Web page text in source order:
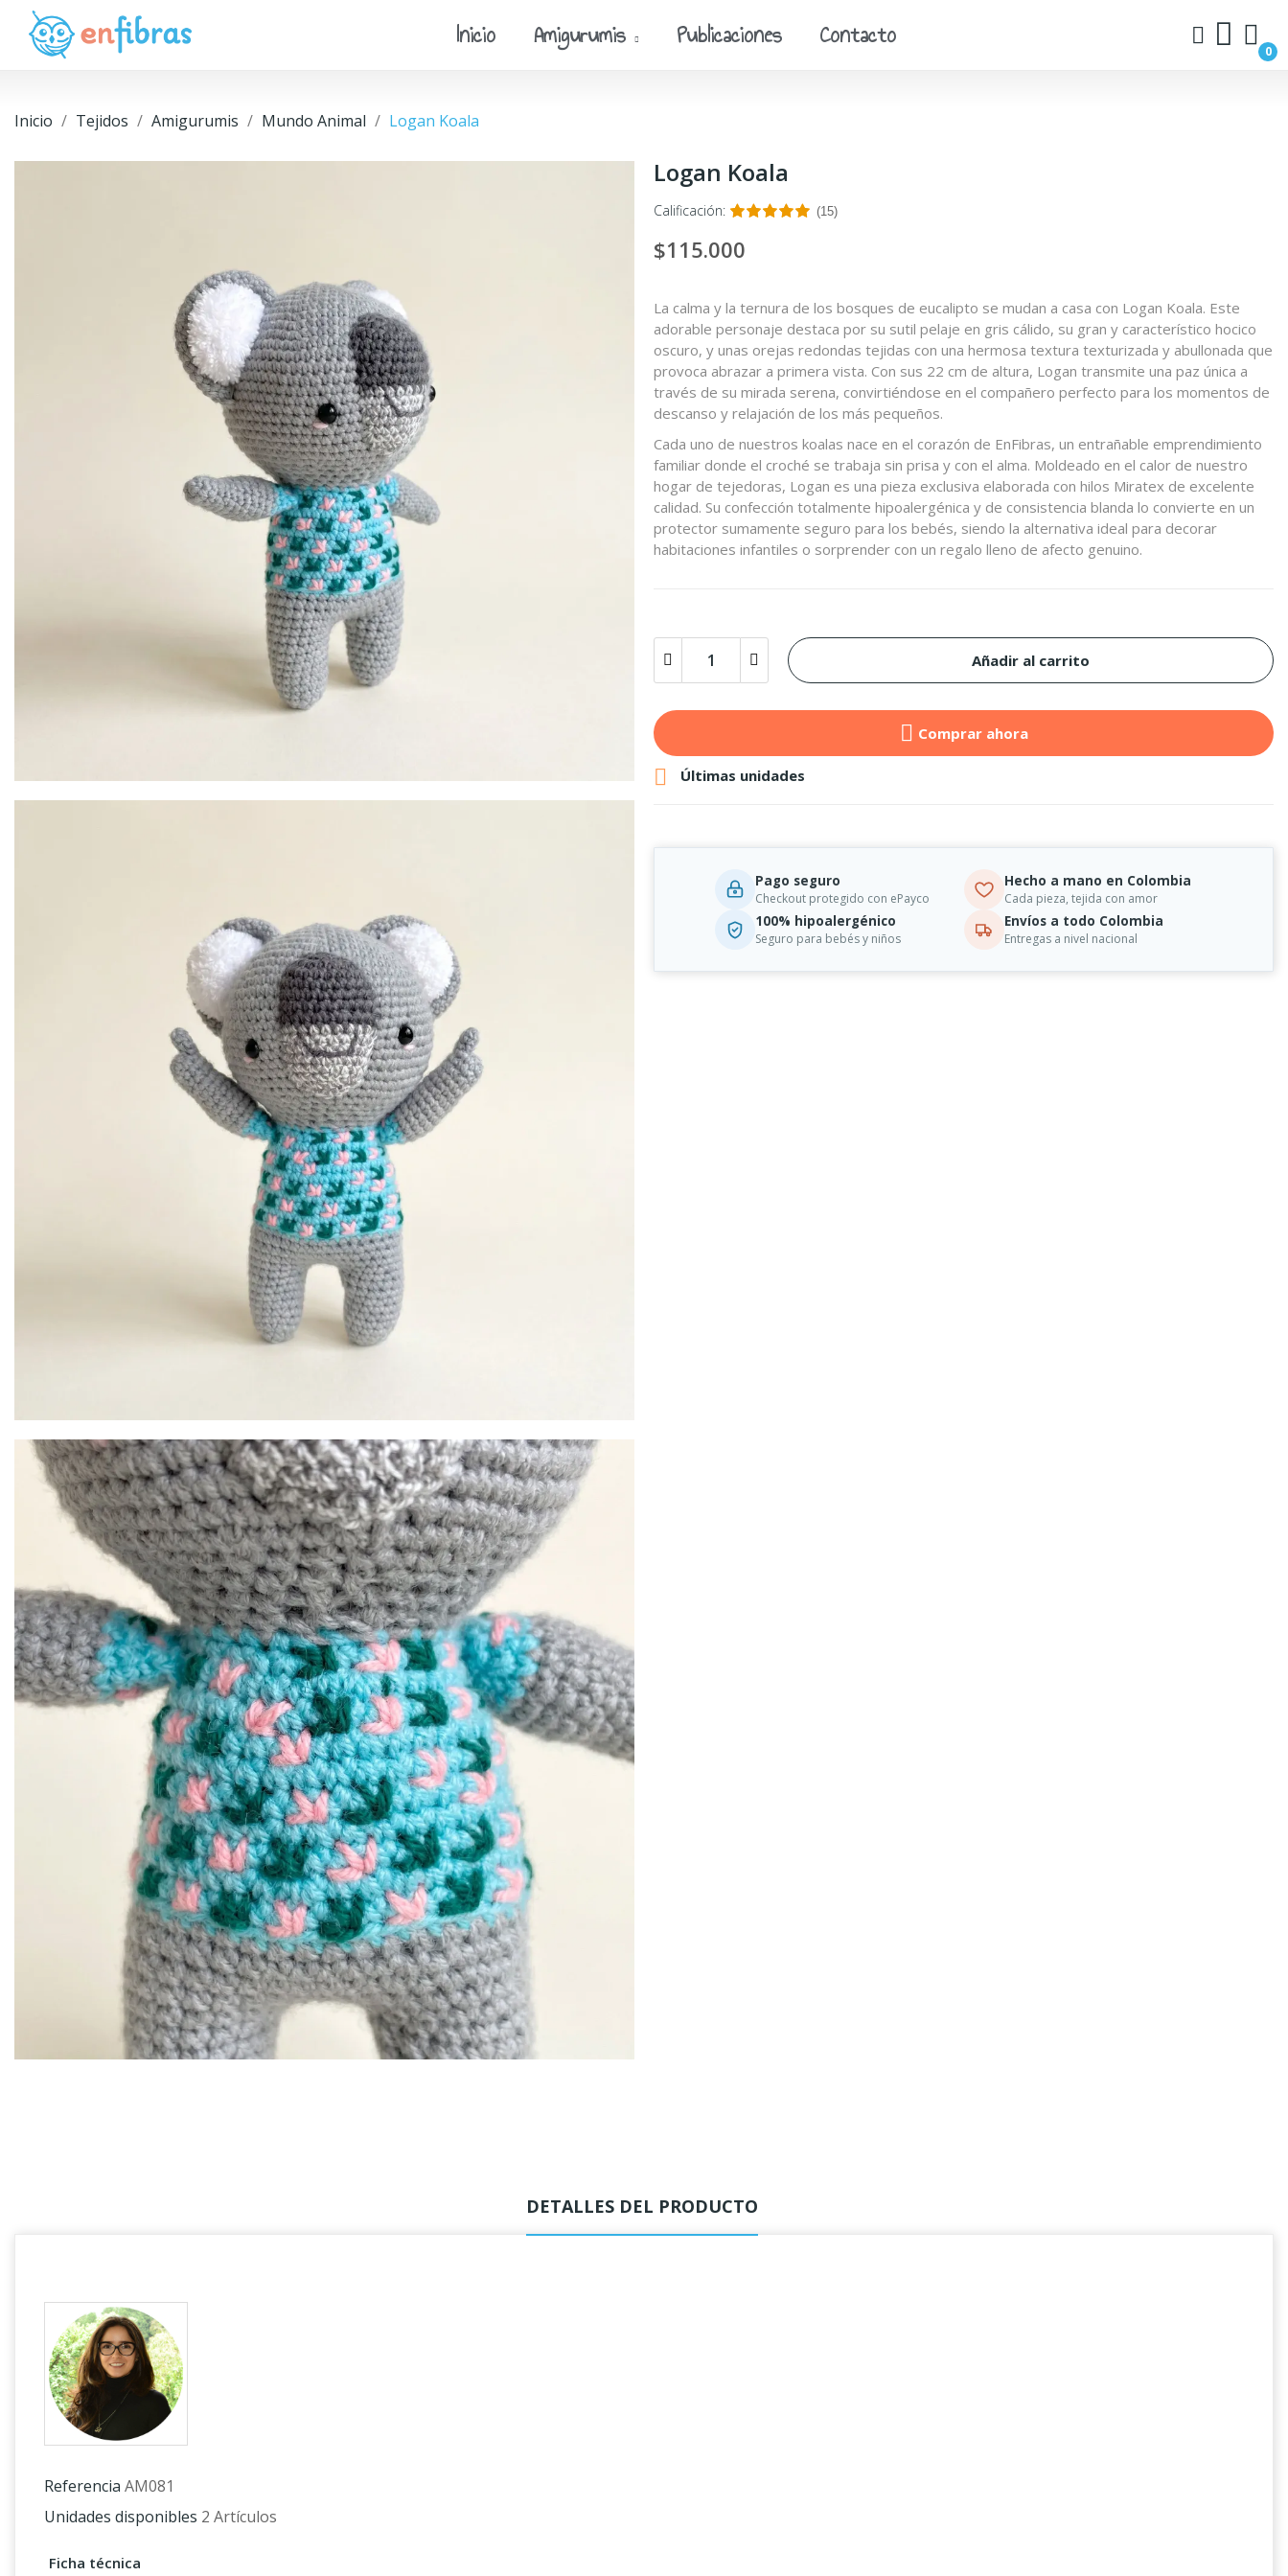
Inicio Amigurumis Publicaciones Contacto 0
Inicio Tejidos Amigurumis Mundo Animal Logan Koala
Logan Koala
Calificación: (15)
$115.000
La calma y la ternura de los bosques de eucalipto se mudan a casa con Logan Koala. Este
adorable personaje destaca por su sutil pelaje en gris cálido, su gran y característico hocico
oscuro, y unas orejas redondas tejidas con una hermosa textura texturizada y abullonada que
provoca abrazar a primera vista. Con sus 22 cm de altura, Logan transmite una paz única a
través de su mirada serena, convirtiéndose en el compañero perfecto para los momentos de
descanso y relajación de los más pequeños.
Cada uno de nuestros koalas nace en el corazón de EnFibras, un entrañable emprendimiento
familiar donde el croché se trabaja sin prisa y con el alma. Moldeado en el calor de nuestro
hogar de tejedoras, Logan es una pieza exclusiva elaborada con hilos Miratex de excelente
calidad. Su confección totalmente hipoalergénica y de consistencia blanda lo convierte en un
protector sumamente seguro para los bebés, siendo la alternativa ideal para decorar
habitaciones infantiles o sorprender con un regalo lleno de afecto genuino.
Añadir al carrito
Comprar ahora
 Últimas unidades
Pago seguro
Checkout protegido con ePayco
Hecho a mano en Colombia
Cada pieza, tejida con amor
100% hipoalergénico
Seguro para bebés y niños
Envíos a todo Colombia
Entregas a nivel nacional
DETALLES DEL PRODUCTO
Referencia AM081
Unidades disponibles 2 Artículos
Ficha técnica